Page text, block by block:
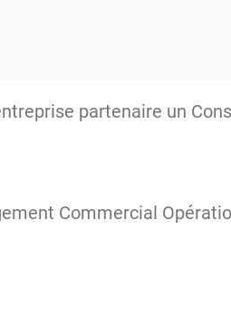
partenaire un
Commercial